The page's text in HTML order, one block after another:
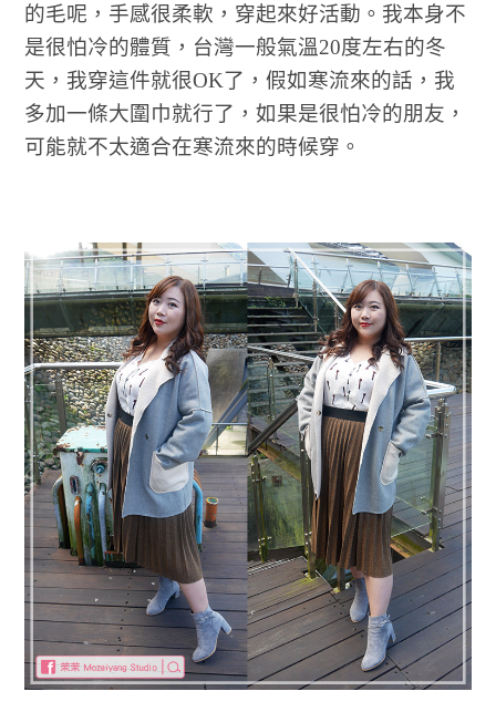
的毛呢，手感很柔軟，穿起來好活動。我本身不
是很怕冷的體質，台灣一般氣溫20度左右的冬
天，我穿這件就很OK了，假如寒流來的話，我
多加一條大圍巾就行了，如果是很怕冷的朋友，
可能就不太適合在寒流來的時候穿。